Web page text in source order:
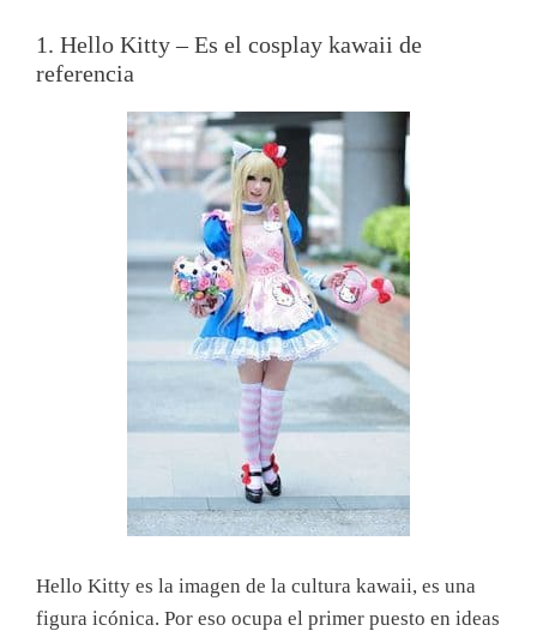
1. Hello Kitty – Es el cosplay kawaii de
referencia
Hello Kitty es la imagen de la cultura kawaii, es una
figura icónica. Por eso ocupa el primer puesto en ideas